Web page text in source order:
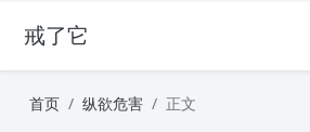
戒了它
首页 纵欲危害 正文